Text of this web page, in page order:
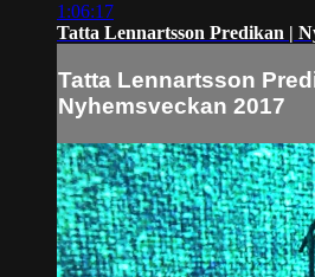
1:06:17
Tatta Lennartsson Predikan |
Tatta Lennartsson
Nyhemsveckan 2017